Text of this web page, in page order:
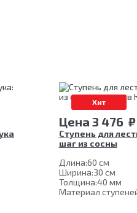
Хит
Цена 3 476 ₽
Ступень для
шаг из сосны
Длина:60 см
Ширина:30 см
Толщина:40 мм
Материал